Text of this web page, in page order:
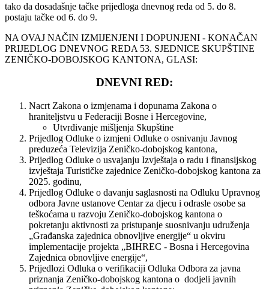
tako da dosadašnje tačke prijedloga dnevnog reda od 5. do 8.
postaju tačke od 6. do 9.
NA OVAJ NAČIN IZMIJENJENI I DOPUNJENI - KONAČAN
PRIJEDLOG DNEVNOG REDA 53. SJEDNICE SKUPŠTINE
ZENIČKO-DOBOJSKOG KANTONA, GLASI:
DNEVNI RED:
Nacrt Zakona o izmjenama i dopunama Zakona o
hraniteljstvu u Federaciji Bosne i Hercegovine,
Utvrđivanje mišljenja Skupštine
Prijedlog Odluke o izmjeni Odluke o osnivanju Javnog
preduzeća Televizija Zeničko-dobojskog kantona,
Prijedlog Odluke o usvajanju Izvještaja o radu i finansijskog
izvještaja Turističke zajednice Zeničko-dobojskog kantona za
2025. godinu,
Prijedlog Odluke o davanju saglasnosti na Odluku Upravnog
odbora Javne ustanove Centar za djecu i odrasle osobe sa
teškoćama u razvoju Zeničko-dobojskog kantona o
pokretanju aktivnosti za pristupanje suosnivanju udruženja
„Građanska zajednica obnovljive energije“ u okviru
implementacije projekta „BIHREC - Bosna i Hercegovina
Zajednica obnovljive energije“,
Prijedlozi Odluka o verifikaciji Odluka Odbora za javna
priznanja Zeničko-dobojskog kantona o dodjeli javnih